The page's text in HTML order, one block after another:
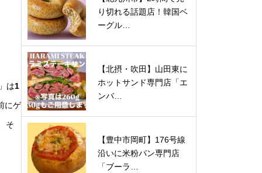
は1
にゲ
そ
り切れる話題店！韓国ベ
ーグル…
【北摂・吹田】山田東に
ホットサンド専門店「エ
ンバ…
【豊中市岡町】176号線
沿いに米粉パン専門店
「ブーラ…